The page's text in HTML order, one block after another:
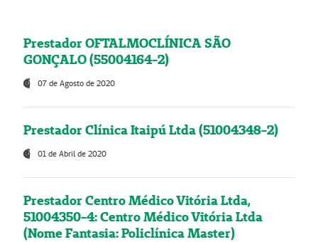
Prestador OFTALMOCLÍNICA SÃO
GONÇALO (55004164-2)
07 de Agosto de 2020
Prestador Clínica Itaipú Ltda (51004348-2)
01 de Abril de 2020
Prestador Centro Médico Vitória Ltda,
51004350-4: Centro Médico Vitória Ltda
(Nome Fantasia: Policlínica Master)